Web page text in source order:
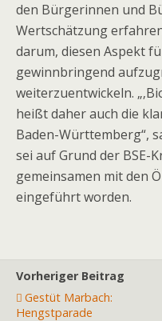
den Bürgerinnen und
Wertschätzung
darum, diesen Aspekt
gewinnbringend
weiterzuentwickeln.
heißt daher auch die
Baden-Württemberg“,
sei auf Grund der BSE-
gemeinsamen mit den
eingeführt worden.
Vorheriger Beitrag
Gestüt Marbach:
Hengstparade